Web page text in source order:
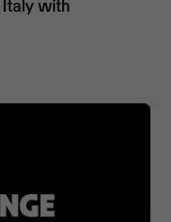
Italy with